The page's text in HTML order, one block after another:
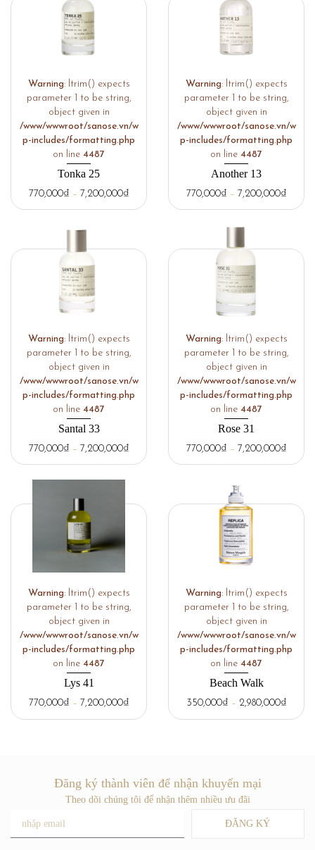
Warning: ltrim() expects
parameter 1 to be string,
object given in
/www/wwwroot/sanose.vn/w
p-includes/formatting.php
on line 4487
Tonka 25
770,000₫ – 7,200,000₫
Warning: ltrim() expects
parameter 1 to be string,
object given in
/www/wwwroot/sanose.vn/w
p-includes/formatting.php
on line 4487
Another 13
770,000₫ – 7,200,000₫
Warning: ltrim() expects
parameter 1 to be string,
object given in
/www/wwwroot/sanose.vn/w
p-includes/formatting.php
on line 4487
Santal 33
770,000₫ – 7,200,000₫
Warning: ltrim() expects
parameter 1 to be string,
object given in
/www/wwwroot/sanose.vn/w
p-includes/formatting.php
on line 4487
Rose 31
770,000₫ – 7,200,000₫
Warning: ltrim() expects
parameter 1 to be string,
object given in
/www/wwwroot/sanose.vn/w
p-includes/formatting.php
on line 4487
Lys 41
770,000₫ – 7,200,000₫
Warning: ltrim() expects
parameter 1 to be string,
object given in
/www/wwwroot/sanose.vn/w
p-includes/formatting.php
on line 4487
Beach Walk
350,000₫ – 2,980,000₫
Đăng ký thành viên để nhận khuyến mại
Theo dõi chúng tôi để nhận thêm nhiều ưu đãi
ĐĂNG KÝ